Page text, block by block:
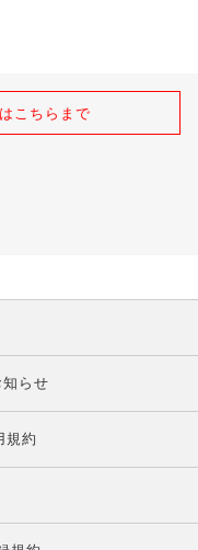
こちらまで
知らせ
規約